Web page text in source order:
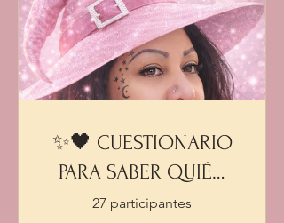
✨🖤 CUESTIONARIO
PARA SABER QUIÉN
ERES 🖤✨
27 participantes